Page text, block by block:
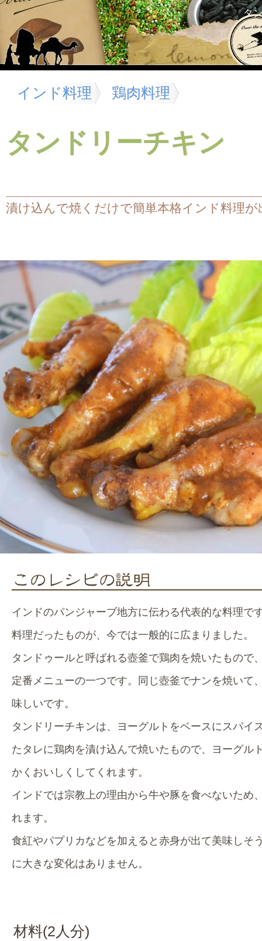
タ
インド料理 鶏肉料理
タンドリーチキン
漬け込んで焼くだけで簡単本格インド料理
インドのパンジャーブ地方に伝わる代表的な料理で
料理だったものが、今では一般的に広まりました。
タンドゥールと呼ばれる壺釜で鶏肉を焼いたもので
定番メニューの一つです。同じ壺釜でナンを焼いて
味しいです。
タンドリーチキンは、ヨーグルトをベースにスパイ
たタレに鶏肉を漬け込んで焼いたもので、ヨーグル
かくおいしくしてくれます。
インドでは宗教上の理由から牛や豚を食べないため
れます。
食紅やパプリカなどを加えると赤身が出て美味しそ
に大きな変化はありません。
材料(2 人分)